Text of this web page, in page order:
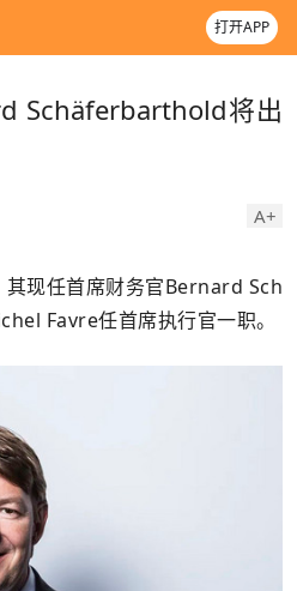
打开APP
Schäferbarthold将出
A+
现任首席财务官Bernard Sch
Favre任首席执行官一职。